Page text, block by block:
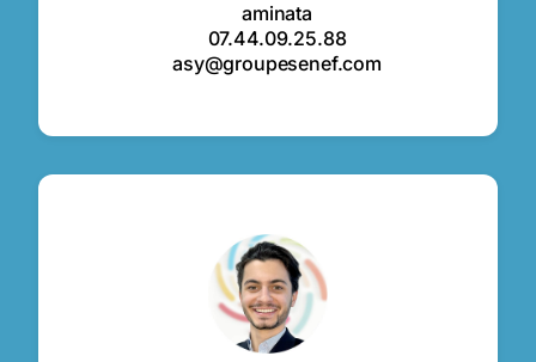
aminata
07.44.09.25.88
asy@groupesenef.com